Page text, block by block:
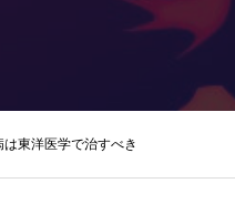
東洋医学で治すべき